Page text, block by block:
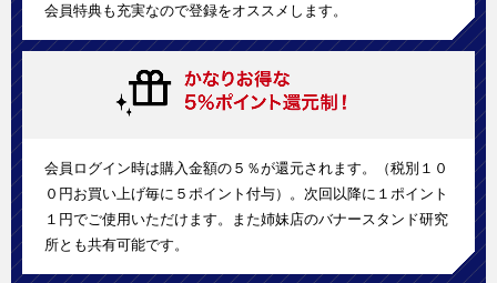
会員特典も充実なので登録をオススメします。
会員ログイン時は購入金額の５％が還元されます。（税別１０
０円お買い上げ毎に５ポイント付与）。次回以降に１ポイント
１円でご使用いただけます。また姉妹店のバナースタンド研究
所とも共有可能です。